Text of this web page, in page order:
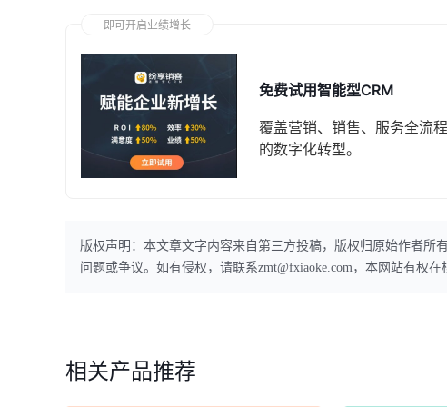
即可开启业绩增长
免费试用智能型CRM
覆盖营销、销售、服务全流
的数字化转型。
版权声明：本文章文字内容来自第三方投稿，版权归原始作者所
问题或争议。如有侵权，请联系zmt@fxiaoke.com，本网站有权在
相关产品推荐